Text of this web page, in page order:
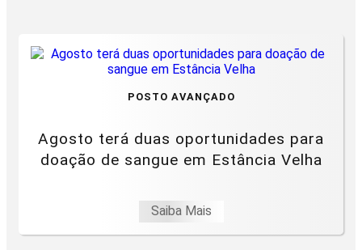
POSTO AVANÇADO
Agosto terá duas oportunidades para
doação de sangue em Estância Velha
Saiba Mais